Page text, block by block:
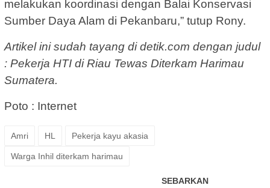
melakukan koordinasi dengan Balai Konservasi
Sumber Daya Alam di Pekanbaru,” tutup Rony.
Artikel ini sudah tayang di detik.com dengan judul
: Pekerja HTI di Riau Tewas Diterkam Harimau
Sumatera.
Poto : Internet
Amri HL Pekerja kayu akasia
Warga Inhil diterkam harimau
SEBARKAN